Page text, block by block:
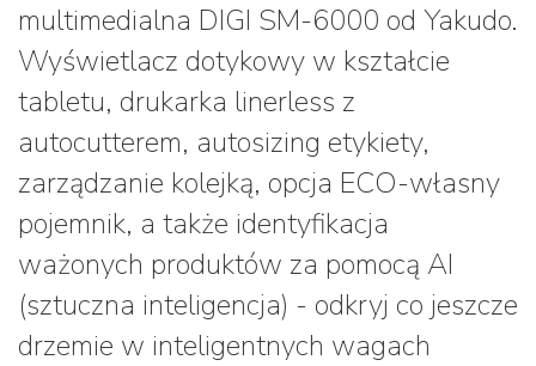
multimedialna DIGI SM-6000 od Yakudo.
Wyświetlacz dotykowy w kształcie
tabletu, drukarka linerless z
autocutterem, autosizing etykiety,
zarządzanie kolejką, opcja ECO-własny
pojemnik, a także identyfikacja
ważonych produktów za pomocą AI
(sztuczna inteligencja) - odkryj co jeszcze
drzemie w inteligentnych wagach